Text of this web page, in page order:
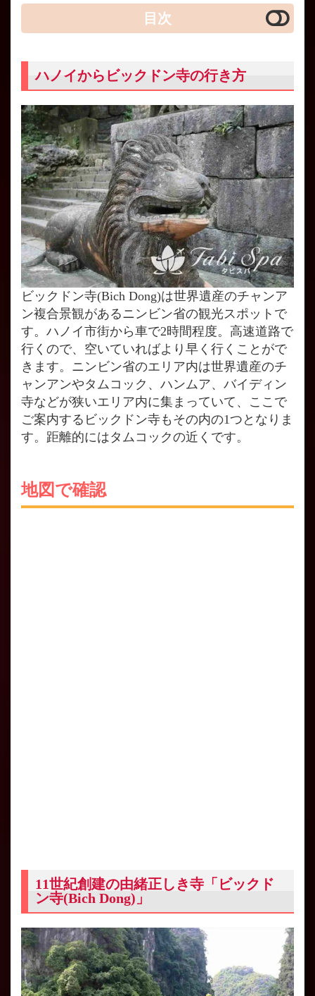
目次
ハノイからビックドン寺の行き方
ビックドン寺(Bich Dong)は世界遺産のチャンア
ン複合景観があるニンビン省の観光スポットで
す。ハノイ市街から車で2時間程度。高速道路で
行くので、空いていればより早く行くことがで
きます。ニンビン省のエリア内は世界遺産のチ
ャンアンやタムコック、ハンムア、バイディン
寺などが狭いエリア内に集まっていて、ここで
ご案内するビックドン寺もその内の1つとなりま
す。距離的にはタムコックの近くです。
地図で確認
11世紀創建の由緒正しき寺「ビックド
ン寺(Bich Dong)」